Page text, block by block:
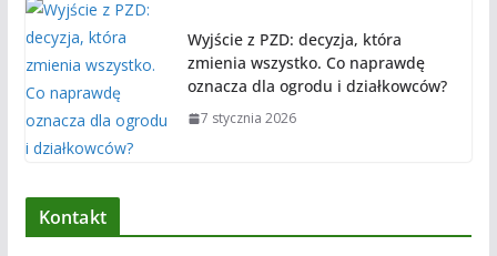
Wyjście z PZD: decyzja, która
zmienia wszystko. Co naprawdę
oznacza dla ogrodu i działkowców?
7 stycznia 2026
Kontakt